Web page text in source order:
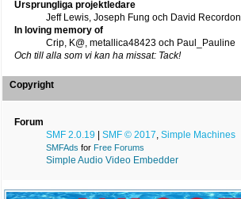
Ursprungliga projektledare
Jeff Lewis, Joseph Fung och David Recordon
In loving memory of
Crip, K@, metallica48423 och Paul_Pauline
Och till alla som vi kan ha missat: Tack!
Copyright
Forum
SMF 2.0.19 | SMF © 2017 Simple Machines
SMFAds for Free Forums
Simple Audio Video Embedder